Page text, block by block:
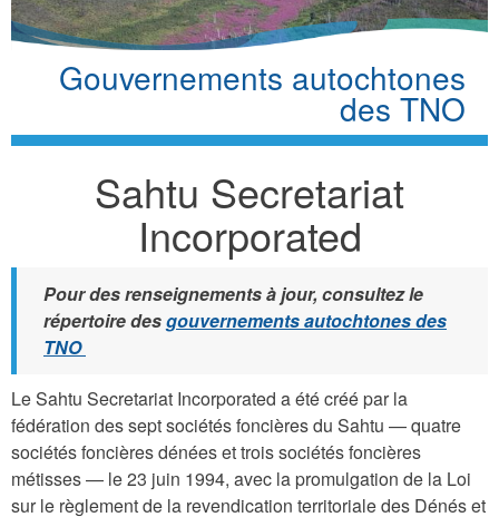
Gouvernements autochtones
des TNO
Sahtu Secretariat
Incorporated
Pour des renseignements à jour, consultez le
répertoire desgouvernements autochtones des
TNO
Le Sahtu Secretariat Incorporated a été créé par la
fédération des sept sociétés foncières du Sahtu — quatre
sociétés foncières dénées et trois sociétés foncières
métisses — le 23 juin 1994, avec la promulgation de la Loi
sur le règlement de la revendication territoriale des Dénés et